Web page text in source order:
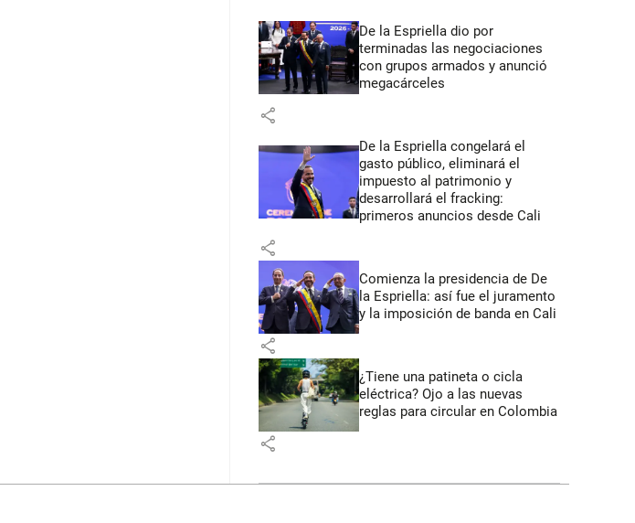
De la Espriella dio por
terminadas las negociaciones
con grupos armados y anunció
megacárceles
share
De la Espriella congelará el
gasto público, eliminará el
impuesto al patrimonio y
desarrollará el fracking:
primeros anuncios desde Cali
share
Comienza la presidencia de De
la Espriella: así fue el juramento
y la imposición de banda en Cali
share
¿Tiene una patineta o cicla
eléctrica? Ojo a las nuevas
reglas para circular en Colombia
share